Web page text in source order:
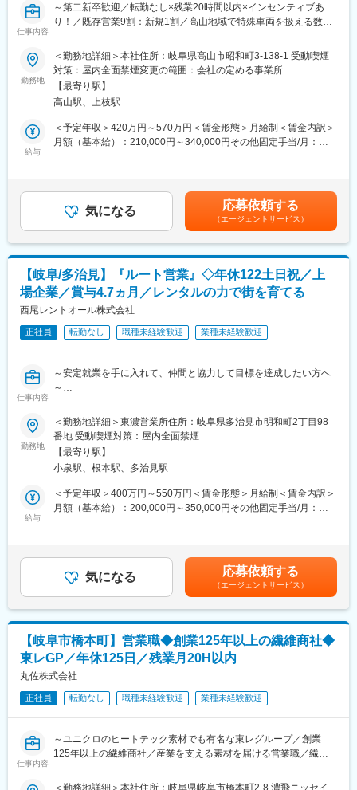
■この仕事の魅力
（1）地域インフラを支える仕事
ます。
（2）特殊車両に携わるスキルが身につく
建設機械・除雪車など幅広い車両に触れることで、整備士として
の市場価値を高められます。
（3）資格取得でキャリアアップ可能
クレーン・玉掛け・溶接など多様な資格を取得でき、スキルの幅
が広がります。
将来的には希望や適性に応じて、後輩指導や工場運営にも関わる
■組織構成：
整備士は20代～70代まで幅広い年齢層が在籍しており、
ベテランの技術と若手の活気が共存する職場です。
直近1年で20代社員も増え、職場の雰囲気はより明るくなってお
り、
コミュニケーションを大切にしながらチームで協力して業務を進
めています。
今後は次世代への技術継承を見据え、若手の育成にも力を入れて
いく方針です。
仕事内容
～第二新卒歓迎／転勤なし×残業20時間以内×インセンティブあ
り！／既存営業9割：新規1割／高山地域で特殊車両を扱える数少
公庁との取引もあり！～
■業務の面白さ：
・自動車・ショベルカー・除雪機など様々な車両に携わることが
可能！
・既存営業がメインのため無理なく働くことができる◎
・インセンティブがあり、過去平均実績は月10万で頑張りを評価
される環境
・高山エリアで特殊車両の購入・整備ができる数少ない企業のた
め提案しやすい！
基本は既存のお客様先へのルート営業になり、一日の訪問数は10
件程となります。
<車両購入サポート>
取引先からご依頼頂いた、各種車両に関する打ち合わせを通じ
除雪車や建機、普通車まで様々な車種を扱っております。官公庁
からのご依頼に関しての入札業務にも従事頂きます。
<整備のご提案>
車両整備のご提案も担当頂き、法定点検に応じた整備業務提案や
受注をご担当いただきます。様々な車両整備の対応ができ、指定
工場にもなっているため提案のしやすさがございます。
※取り扱い車種が多い事や販売・整備業務まで営業内容も多様です
ので、営業力を磨けると共に、ご自身の営業スキルを存分に活か
現在、社長が営業を担当しております。
ご入社後は、社長のサポートのもと、業務について学んでいただ
きます。
最初は既存のお客様先に書類を取りに行く、定期点検の御用聞き
等、簡単な業務からお任せ致します。
■働き方、就業環境：
基本的にルートセールスですが、新規開拓業務にも従事頂く事が
ございます(既存顧客からのご紹介企業へのご案内が中心です)
勤務地
＜勤務地詳細＞本社住所：岐阜県高山市昭和町3-138-1 受動喫煙
対策：屋内全面禁煙変更の範囲：会社の定める事業所
【最寄り駅】
高山駅、上枝駅
給与
＜予定年収＞420万円～570万円＜賃金形態＞月給制＜賃金内訳＞
月額（基本給）：210,000円～340,000円その他固定手当/月：
あくまでも目安の金額であり、選考を通じて上下する可能性があ
ります。月給(月額)は固定手当を含めた表記です。
気になる 応募依頼する
（エージェントサービス）
【岐阜/多治見】『ルート営業』◇年休122土日祝／上
場企業／賞与4.7ヵ月／レンタルの力で街を育てる
西尾レントオール株式会社
正社員 転勤なし 職種未経験歓迎 業種未経験歓迎
仕事内容
～安定就業を手に入れて、仲間と協力して目標を達成したい方へ
～
◎建機レンタル業界でトップクラス実績
◎駅前開発やリニアモーターカー開通の裏側をレンタルでサポー
ト
◎福利厚生と働きやすさも確保
■業務概要
クレーンやダンプカーなど建設機械のレンタル提案から、レンタ
■職務詳細
新規や飛込みは無く、顔なじみの企業様に訪問してご要望の確認
■入社後流れ
・資格習得研修（機械を触ったり建設機械を取り扱えるように）
・商品知識の勉強（工場で商品名や機械の動かし方を学習：～3か
月）
習：1か月）
・営業同行（入社から半年を目途に、先輩に付いて営業現場を体
勤務地
＜勤務地詳細＞東濃営業所住所：岐阜県多治見市明和町2丁目98
番地 受動喫煙対策：屋内全面禁煙
【最寄り駅】
小泉駅、根本駅、多治見駅
給与
＜予定年収＞400万円～550万円＜賃金形態＞月給制＜賃金内訳＞
月額（基本給）：200,000円～350,000円その他固定手当/月：
当：8,000円■職位手当：12,000円～76,000円■モデル年収400万
円／26歳（経験３年）450万円／29歳（経験6年)500万円／32歳
（経験9年目）賃金はあくまでも目安の金額であり、選考を通じて
上下する可能性があります。月給(月額)は固定手当を含めた表記で
す。
気になる 応募依頼する
（エージェントサービス）
【岐阜市橋本町】営業職◆創業125年以上の繊維商社◆
東レGP／年休125日／残業月20H以内
丸佐株式会社
正社員 転勤なし 職種未経験歓迎 業種未経験歓迎
仕事内容
～ユニクロのヒートテック素材でも有名な東レグループ／創業
125年以上の繊維商社／産業を支える素材を届ける営業職／繊維
＜勤務地詳細＞本社住所：岐阜県岐阜市橋本町2-8 濃飛ニッセイ